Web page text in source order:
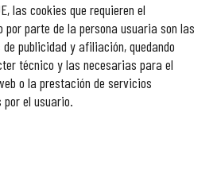
lascookiesque requieren el
por parte de la persona usuaria son las
publicidad y afiliación, quedando
técnico y las necesarias para el
o la prestación de servicios
el usuario.